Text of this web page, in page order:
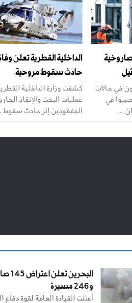
صاروخية
في حالات
أصيبوا في
...
حادث سقوط مروحية
كشفت وزارة الداخلية
عمليات البحث والإنقاذ
المفقودين إثر حادث سقوط
البحرين
و246 مسيرة
أعلنت القيادة العامة لقوة دفاع